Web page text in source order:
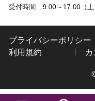
受付時間 9:00～17:00（土
プライバシーポリシー
利用規約